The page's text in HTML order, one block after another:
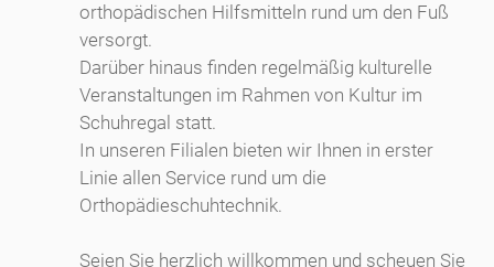
orthopädischen Hilfsmitteln rund um den Fuß
versorgt.
Darüber hinaus finden regelmäßig kulturelle
Veranstaltungen im Rahmen von Kultur im
Schuhregal statt.
In unseren Filialen bieten wir Ihnen in erster
Linie allen Service rund um die
Orthopädieschuhtechnik.
Seien Sie herzlich willkommen und scheuen Sie